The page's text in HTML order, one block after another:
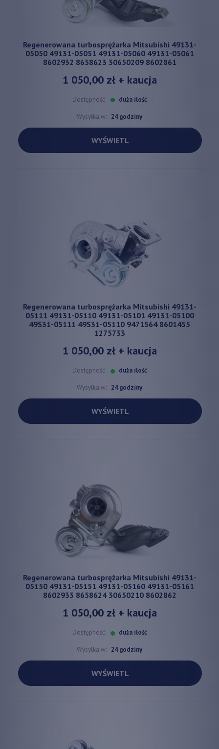
Regenerowana turbosprężarka Mitsubishi 49131-
05050 49131-05051 49131-05060 49131-05061
8602932 8658623 30650209 8602861
1 050,00 zł+ kaucja
Dostępność: duża ilość
Wysyłka w: 24 godziny
WYŚWIETL
Regenerowana turbosprężarka Mitsubishi 49131-
05111 49131-05110 49131-05101 49131-05100
49S31-05111 49S31-05110 9471564 8601455
1275733
1 050,00 zł+ kaucja
Dostępność: duża ilość
Wysyłka w: 24 godziny
WYŚWIETL
Regenerowana turbosprężarka Mitsubishi 49131-
05150 49131-05151 49131-05160 49131-05161
8602933 8658624 30650210 8602862
1 050,00 zł+ kaucja
Dostępność: duża ilość
Wysyłka w: 24 godziny
WYŚWIETL